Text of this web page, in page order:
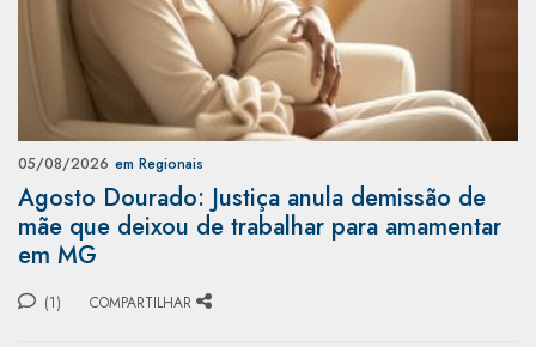
05/08/2026 em Regionais
Agosto Dourado: Justiça anula demissão de
mãe que deixou de trabalhar para amamentar
em MG
(1) COMPARTILHAR